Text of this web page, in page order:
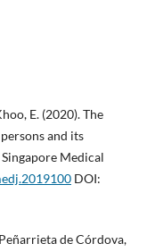
E. (2020). The
and its
Medical
DOI:
de Córdova,